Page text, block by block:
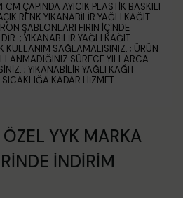
CM ÇAPINDA AYICIK PLASTİK BASKILI
RENK YIKANABİLİR YAĞLI KAĞIT
ŞABLONLARI FIRIN İÇİNDE
; YIKANABİLİR YAĞLI KAĞIT
KULLANIM SAĞLAMALISINIZ. ; ÜRÜN
SÜRECE YILLARCA
; YIKANABİLİR YAĞLI KAĞIT
KADAR HİZMET
YYK MARKA
İNDİRİM